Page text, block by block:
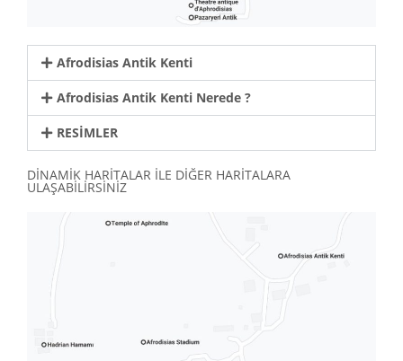
Afrodisias Antik Kenti
Afrodisias Antik Kenti Nerede ?
RESİMLER
DİNAMİK HARİTALAR İLE DİĞER HARİTALARA
ULAŞABİLİRSİNİZ